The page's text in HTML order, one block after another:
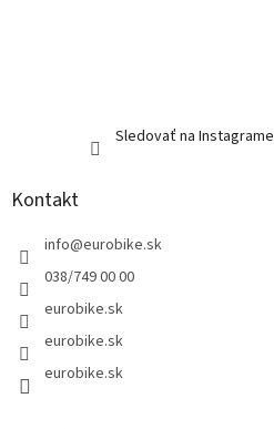
Sledovať na Instagrame
Kontakt
info@eurobike.sk
038/749 00 00
eurobike.sk
eurobike.sk
eurobike.sk